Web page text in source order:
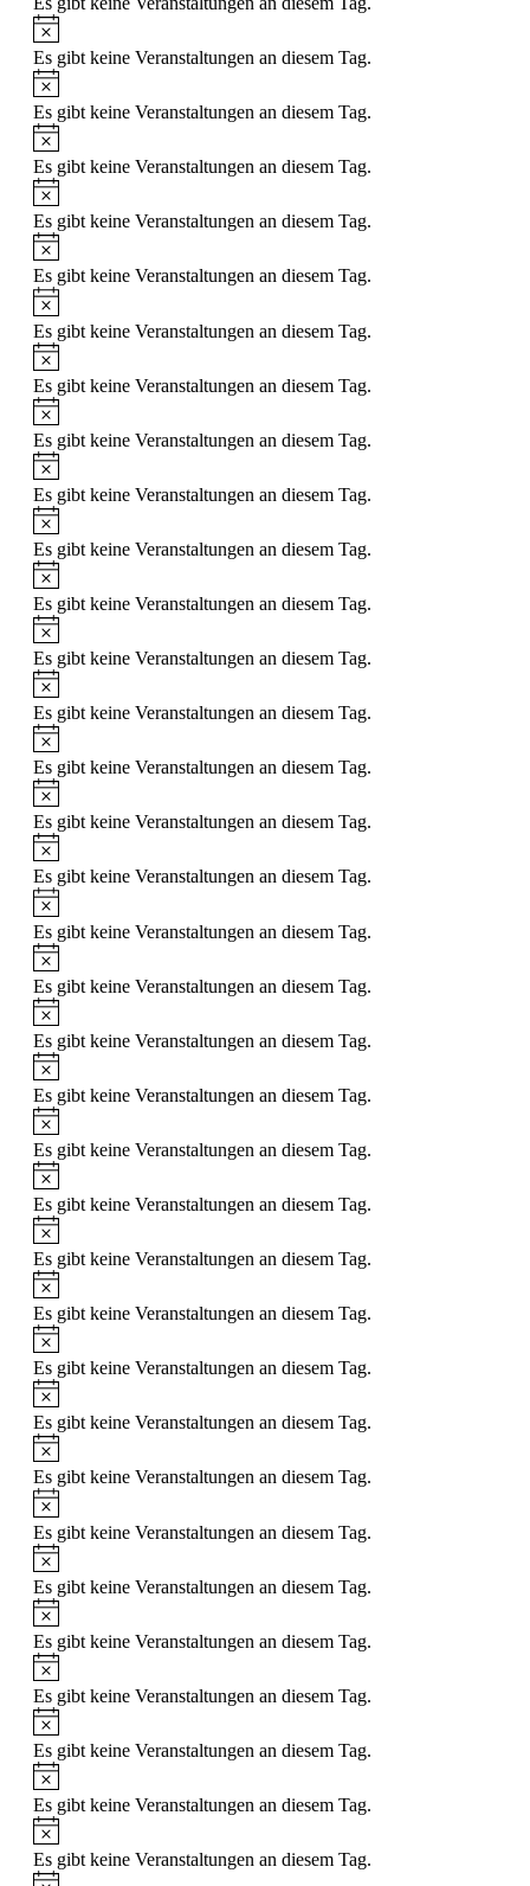
Es gibt keine Veranstaltungen an diesem Tag.
Es gibt keine Veranstaltungen an diesem Tag.
Es gibt keine Veranstaltungen an diesem Tag.
Es gibt keine Veranstaltungen an diesem Tag.
Es gibt keine Veranstaltungen an diesem Tag.
Es gibt keine Veranstaltungen an diesem Tag.
Es gibt keine Veranstaltungen an diesem Tag.
Es gibt keine Veranstaltungen an diesem Tag.
Es gibt keine Veranstaltungen an diesem Tag.
Es gibt keine Veranstaltungen an diesem Tag.
Es gibt keine Veranstaltungen an diesem Tag.
Es gibt keine Veranstaltungen an diesem Tag.
Es gibt keine Veranstaltungen an diesem Tag.
Es gibt keine Veranstaltungen an diesem Tag.
Es gibt keine Veranstaltungen an diesem Tag.
Es gibt keine Veranstaltungen an diesem Tag.
Es gibt keine Veranstaltungen an diesem Tag.
Es gibt keine Veranstaltungen an diesem Tag.
Es gibt keine Veranstaltungen an diesem Tag.
Es gibt keine Veranstaltungen an diesem Tag.
Es gibt keine Veranstaltungen an diesem Tag.
Es gibt keine Veranstaltungen an diesem Tag.
Es gibt keine Veranstaltungen an diesem Tag.
Es gibt keine Veranstaltungen an diesem Tag.
Es gibt keine Veranstaltungen an diesem Tag.
Es gibt keine Veranstaltungen an diesem Tag.
Es gibt keine Veranstaltungen an diesem Tag.
Es gibt keine Veranstaltungen an diesem Tag.
Es gibt keine Veranstaltungen an diesem Tag.
Es gibt keine Veranstaltungen an diesem Tag.
Es gibt keine Veranstaltungen an diesem Tag.
Es gibt keine Veranstaltungen an diesem Tag.
Es gibt keine Veranstaltungen an diesem Tag.
Es gibt keine Veranstaltungen an diesem Tag.